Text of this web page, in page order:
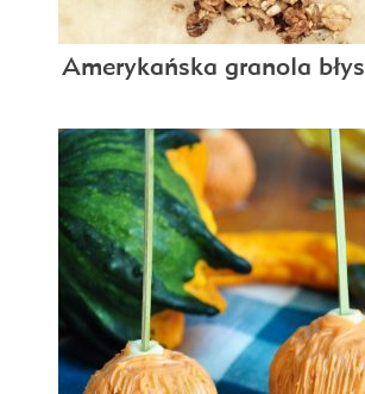
Amerykańska granola